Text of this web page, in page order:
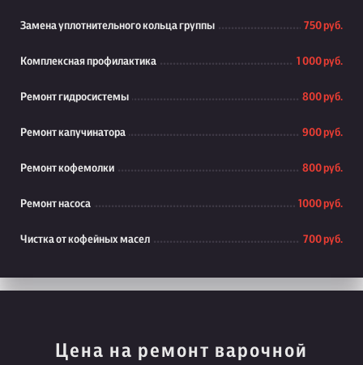
Замена уплотнительного кольца группы 750 руб.
Комплексная профилактика 1 000 руб.
Ремонт гидросистемы 800 руб.
Ремонт капучинатора 900 руб.
Ремонт кофемолки 800 руб.
Ремонт насоса 1000 руб.
Чистка от кофейных масел 700 руб.
Цена на ремонт варочной